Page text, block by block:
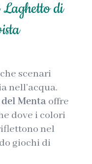
di
scenari
nell’acqua.
Mentaoffre
dove i colori
nel
giochi di